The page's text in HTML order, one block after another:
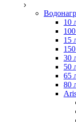
10
15
30
50
65
80